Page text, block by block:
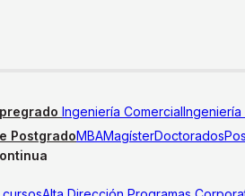
Ingeniería Comercial
PostgradoMBAMagísterDoctorados